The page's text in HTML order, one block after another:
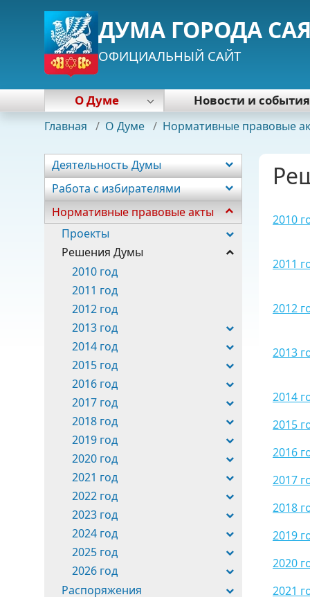
ДУМА ГОРОДА
ОФИЦИАЛЬНЫЙ САЙТ
О Думе
Деятельность Думы
Нормативные правовые акты
Почетная грамота Думы
Председатель Думы
Депутаты
Постоянные комиссии
Фракции
Аппарат
Новости и события
Главная / О Думе / Нормативные правовые
2010
2011
2012
2013
2014
2015
2016
2017
2018
2019
2020
2021
Деятельность Думы
Работа с избирателями
Нормативные правовые акты
Проекты
Решения Думы
2010 год
2011 год
2012 год
2013 год
2014 год
2015 год
2016 год
2017 год
2018 год
2019 год
2020 год
2021 год
2022 год
2023 год
2024 год
2025 год
2026 год
Распоряжения